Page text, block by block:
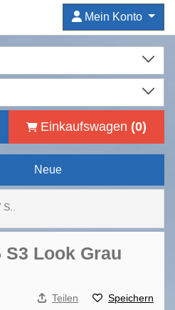
Mein Konto
Einkaufswagen (0)
Neue
Look Grau
Teilen Speichern